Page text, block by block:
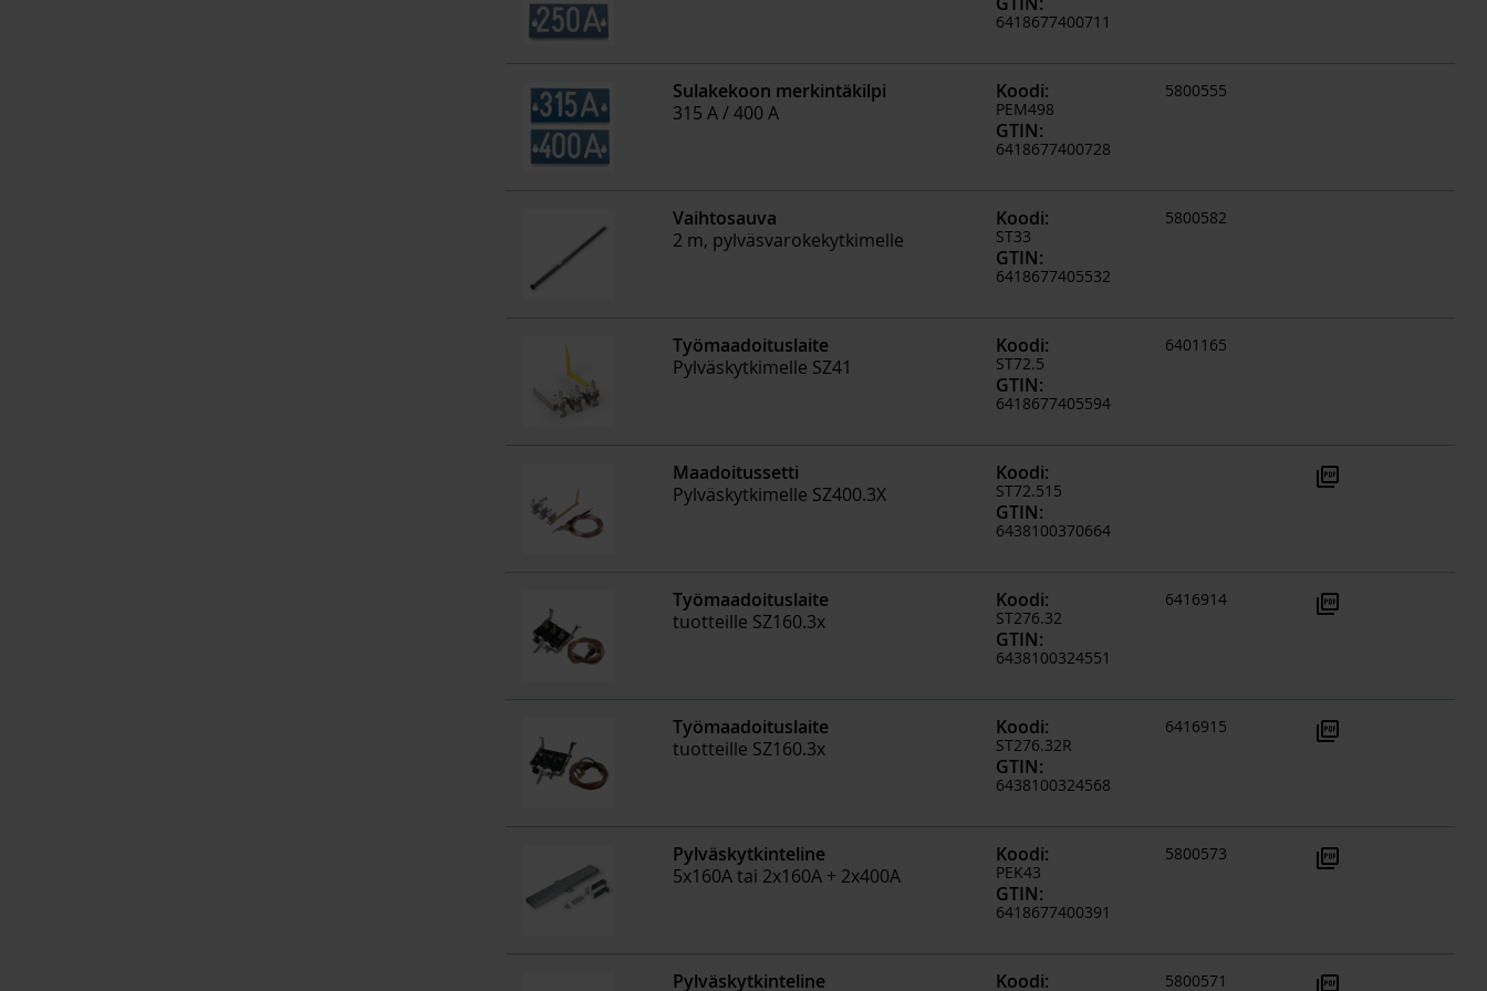
6418677400711
Sulakekoon merkintäkilpi
315 A / 400 A
Koodi:
PEM498
GTIN:
6418677400728
5800555
Vaihtosauva
2 m, pylväsvarokekytkimelle
Koodi:
ST33
GTIN:
6418677405532
5800582
Työmaadoituslaite
Pylväskytkimelle SZ41
Koodi:
ST72.5
GTIN:
6418677405594
6401165
Maadoitussetti
Pylväskytkimelle SZ400.3X
Koodi:
ST72.515
GTIN:
6438100370664
picture_as_pdf
Työmaadoituslaite
tuotteille SZ160.3x
Koodi:
ST276.32
GTIN:
6438100324551
6416914 picture_as_pdf
Työmaadoituslaite
tuotteille SZ160.3x
Koodi:
ST276.32R
GTIN:
6438100324568
6416915 picture_as_pdf
Pylväskytkinteline
5x160A tai 2x160A + 2x400A
Koodi:
PEK43
GTIN:
6418677400391
5800573 picture_as_pdf
Pylväskytkinteline Koodi: 5800571